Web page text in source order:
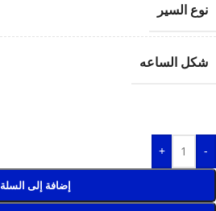
نوع السير
شكل الساعه
-
+
إضافة إلى السلة